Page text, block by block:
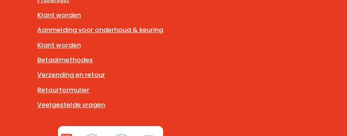
Klant worden
Aanmelding voor onderhoud & keuring
Klant worden
Betaalmethodes
Verzending en retour
Retourformulier
Veelgestelde vragen